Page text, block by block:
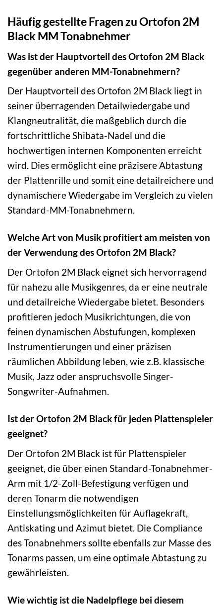
Häufig gestellte Fragen zu Ortofon 2M
Black MM Tonabnehmer
Was ist der Hauptvorteil des Ortofon 2M Black
gegenüber anderen MM-Tonabnehmern?
Der Hauptvorteil des Ortofon 2M Black liegt in
seiner überragenden Detailwiedergabe und
Klangneutralität, die maßgeblich durch die
fortschrittliche Shibata-Nadel und die
hochwertigen internen Komponenten erreicht
wird. Dies ermöglicht eine präzisere Abtastung
der Plattenrille und somit eine detailreichere und
dynamischere Wiedergabe im Vergleich zu vielen
Standard-MM-Tonabnehmern.
Welche Art von Musik profitiert am meisten von
der Verwendung des Ortofon 2M Black?
Der Ortofon 2M Black eignet sich hervorragend
für nahezu alle Musikgenres, da er eine neutrale
und detailreiche Wiedergabe bietet. Besonders
profitieren jedoch Musikrichtungen, die von
feinen dynamischen Abstufungen, komplexen
Instrumentierungen und einer präzisen
räumlichen Abbildung leben, wie z.B. klassische
Musik, Jazz oder anspruchsvolle Singer-
Songwriter-Aufnahmen.
Ist der Ortofon 2M Black für jeden Plattenspieler
geeignet?
Der Ortofon 2M Black ist für Plattenspieler
geeignet, die über einen Standard-Tonabnehmer-
Arm mit 1/2-Zoll-Befestigung verfügen und
deren Tonarm die notwendigen
Einstellungsmöglichkeiten für Auflagekraft,
Antiskating und Azimut bietet. Die Compliance
des Tonabnehmers sollte ebenfalls zur Masse des
Tonarms passen, um eine optimale Abtastung zu
gewährleisten.
Wie wichtig ist die Nadelpflege bei diesem